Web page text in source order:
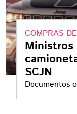
COMPRAS
Ministros
SCJN
Documentos
muestran